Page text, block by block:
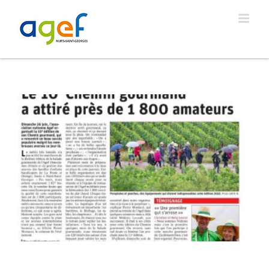
contenu